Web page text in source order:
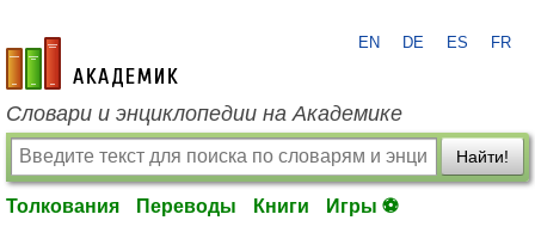
academic.ru
EN DE ES FR
Словари и энциклопедии на Академике
Найти!
Толкования Переводы Книги Игры ⚽